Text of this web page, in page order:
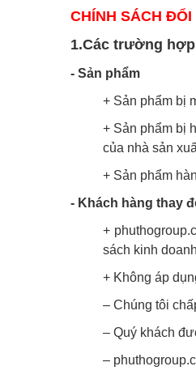
CHÍNH SÁCH ĐỔI
1.Các trường
- Sản phẩm
+ Sản phẩm bị
+ Sản phẩm bị
của nhà sản
+ Sản phẩm
- Khách hàng thay
+
sách kinh
+ Không áp
– Chúng tôi
– Quý khách
–